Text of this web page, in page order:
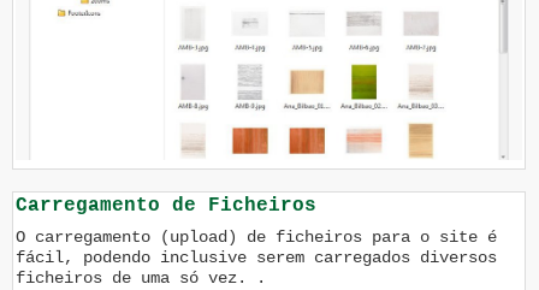
Carregamento de Ficheiros
O carregamento (upload) de ficheiros para o site é
fácil, podendo inclusive serem carregados diversos
ficheiros de uma só vez. .